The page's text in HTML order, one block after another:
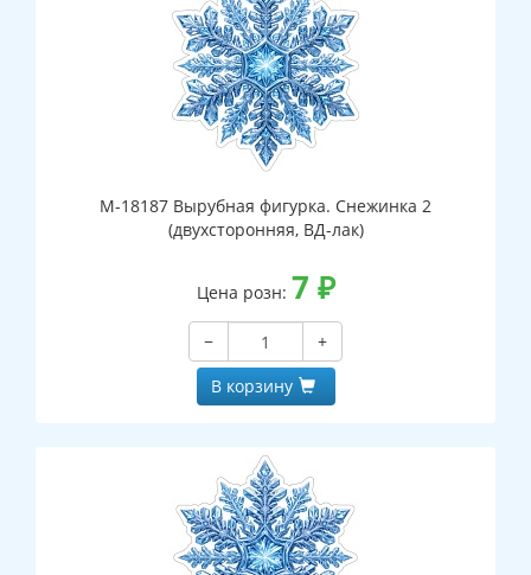
М-18187 Вырубная фигурка. Снежинка 2
(двухсторонняя, ВД-лак)
Цена розн: 7 ₽
−
+
В корзину